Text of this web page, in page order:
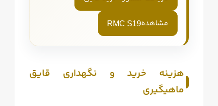
مشاهدهRMC S19
هزینه خرید و نگهداری قایق
ماهیگیری